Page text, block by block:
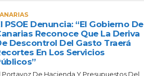
PSOE Denuncia: “El Gobierno De
Reconoce Que La Deriva
Descontrol Del Gasto Traerá
En Los Servicios
Portavoz De Hacienda Y Presupuestos Del